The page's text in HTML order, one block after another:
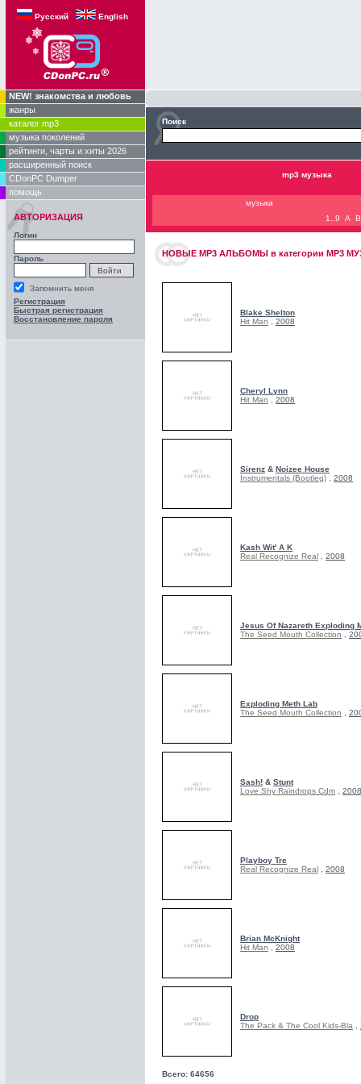
Русский English
NEW! знакомства и любовь
жанры
каталог mp3
музыка поколений
рейтинги, чарты и хиты 2026
расширенный поиск
CDonPC Dumper
помощь
АВТОРИЗАЦИЯ
Логин
Пароль
Запомнить меня
Регистрация
Быстрая регистрация
Восстановление пароля
Поиск
mp3 музыка
музыка
1..9
A B
НОВЫЕ MP3 АЛЬБОМЫ в категории MP3
Blake Shelton
Hit Man
2008
Cheryl Lynn
Hit Man
2008
Sirenz & Noizee House
Instrumentals (Bootleg)
2008
Kash Wit' A K
Real Recognize Real
2008
Jesus Of Nazareth Exploding
The Seed Mouth Collection
Exploding Meth Lab
The Seed Mouth Collection
Sash! & Stunt
Love Shy Raindrops Cdm
2008
Playboy Tre
Real Recognize Real
2008
Brian McKnight
Hit Man
2008
Drop
The Pack & The Cool Kids-Bla
Всего: 64656